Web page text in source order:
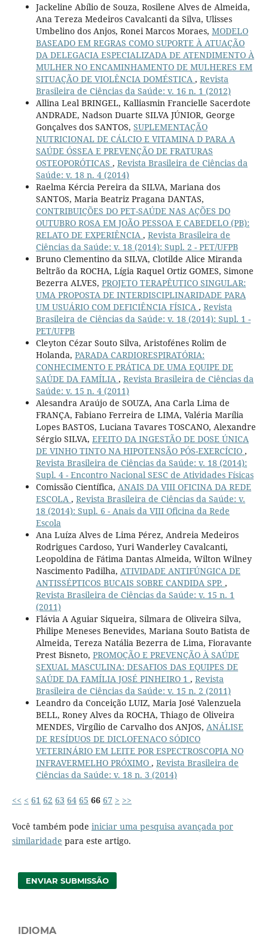
Jackeline Abílio de Souza, Rosilene Alves de Almeida,
Ana Tereza Medeiros Cavalcanti da Silva, Ulisses
Umbelino dos Anjos, Ronei Marcos Moraes, MODELO
BASEADO EM REGRAS COMO SUPORTE À ATUAÇÃO
DA DELEGACIA ESPECIALIZADA DE ATENDIMENTO À
MULHER NO ENCAMINHAMENTO DE MULHERES EM
SITUAÇÃO DE VIOLÊNCIA DOMÉSTICA , Revista
Brasileira de Ciências da Saúde: v. 16 n. 1 (2012)
Allina Leal BRINGEL, Kalliasmin Francielle Sacerdote
ANDRADE, Nadson Duarte SILVA JÚNIOR, George
Gonçalves dos SANTOS, SUPLEMENTAÇÃO
NUTRICIONAL DE CÁLCIO E VITAMINA D PARA A
SAÚDE ÓSSEA E PREVENÇÃO DE FRATURAS
OSTEOPORÓTICAS , Revista Brasileira de Ciências da
Saúde: v. 18 n. 4 (2014)
Raelma Kércia Pereira da SILVA, Mariana dos
SANTOS, Maria Beatriz Pragana DANTAS,
CONTRIBUIÇÕES DO PET-SAÚDE NAS AÇÕES DO
OUTUBRO ROSA EM JOÃO PESSOA E CABEDELO (PB):
RELATO DE EXPERIÊNCIA , Revista Brasileira de
Ciências da Saúde: v. 18 (2014): Supl. 2 - PET/UFPB
Bruno Clementino da SILVA, Clotilde Alice Miranda
Beltrão da ROCHA, Lígia Raquel Ortiz GOMES, Simone
Bezerra ALVES, PROJETO TERAPÊUTICO SINGULAR:
UMA PROPOSTA DE INTERDISCIPLINARIDADE PARA
UM USUÁRIO COM DEFICIÊNCIA FÍSICA , Revista
Brasileira de Ciências da Saúde: v. 18 (2014): Supl. 1 -
PET/UFPB
Cleyton Cézar Souto Silva, Aristofénes Rolim de
Holanda, PARADA CARDIORESPIRATÓRIA:
CONHECIMENTO E PRÁTICA DE UMA EQUIPE DE
SAÚDE DA FAMÍLIA , Revista Brasileira de Ciências da
Saúde: v. 15 n. 4 (2011)
Alesandra Araújo de SOUZA, Ana Carla Lima de
FRANÇA, Fabiano Ferreira de LIMA, Valéria Marília
Lopes BASTOS, Luciana Tavares TOSCANO, Alexandre
Sérgio SILVA, EFEITO DA INGESTÃO DE DOSE ÚNICA
DE VINHO TINTO NA HIPOTENSÃO PÓS-EXERCÍCIO ,
Revista Brasileira de Ciências da Saúde: v. 18 (2014):
Supl. 4 - Encontro Nacional SESC de Atividades Físicas
Comissão Científica, ANAIS DA VIII OFICINA DA REDE
ESCOLA , Revista Brasileira de Ciências da Saúde: v.
18 (2014): Supl. 6 - Anais da VIII Oficina da Rede
Escola
Ana Luíza Alves de Lima Pérez, Andreia Medeiros
Rodrigues Cardoso, Yuri Wanderley Cavalcanti,
Leopoldina de Fátima Dantas Almeida, Wilton Wilney
Nascimento Padilha, ATIVIDADE ANTIFÚNGICA DE
ANTISSÉPTICOS BUCAIS SOBRE CANDIDA SPP. ,
Revista Brasileira de Ciências da Saúde: v. 15 n. 1
(2011)
Flávia A Aguiar Siqueira, Silmara de Oliveira Silva,
Philipe Meneses Benevides, Mariana Souto Batista de
Almeida, Tereza Natália Bezerra de Lima, Fioravante
Prest Bisneto, PROMOÇÃO E PREVENÇÃO À SAÚDE
SEXUAL MASCULINA: DESAFIOS DAS EQUIPES DE
SAÚDE DA FAMÍLIA JOSÉ PINHEIRO 1 , Revista
Brasileira de Ciências da Saúde: v. 15 n. 2 (2011)
Leandro da Conceição LUIZ, Maria José Valenzuela
BELL, Roney Alves da ROCHA, Thiago de Oliveira
MENDES, Virgílio de Carvalho dos ANJOS, ANÁLISE
DE RESÍDUOS DE DICLOFENACO SÓDICO
VETERINÁRIO EM LEITE POR ESPECTROSCOPIA NO
INFRAVERMELHO PRÓXIMO , Revista Brasileira de
Ciências da Saúde: v. 18 n. 3 (2014)
<< < 61 62 63 64 65 66 67 > >>
Você também pode iniciar uma pesquisa avançada por
similaridade para este artigo.
ENVIAR SUBMISSÃO
IDIOMA